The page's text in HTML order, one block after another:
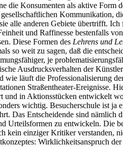
die Konsumenten als aktive Form
Kommunikation,
alle anderen Gebiete übertrifft.
und Raffinesse bestenfalls
Diese Formen des Lehrens und
so weit zu sagen, daß die
je
Ausdrucksverhalten der
wie läuft die Professionalisierung
Straßentheater-Ereignisse.
in Aktionsstücken entwickelt
wichtig. Besucherschule ist
Das Entscheidende sind
Urteilsformen zu entwickeln. Die
kein einziger Kritiker verstanden,
Wirklichkeitsanspruch